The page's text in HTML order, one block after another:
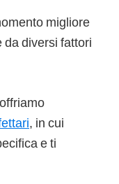
migliore
da diversi fattori
, in cui
e ti